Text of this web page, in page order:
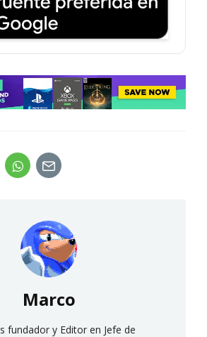
Marco
fundador y Editor en Jefe de